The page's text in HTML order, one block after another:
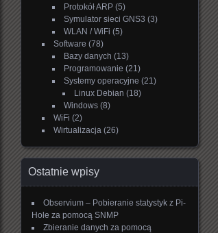
Protokół ARP (5)
Symulator sieci GNS3 (3)
WLAN / WiFi (5)
Software (78)
Bazy danych (13)
Programowanie (21)
Systemy operacyjne (21)
Linux Debian (18)
Windows (8)
WiFi (2)
Wirtualizacja (26)
Ostatnie wpisy
Observium – Pobieranie statystyk z Pi-
Hole za pomocą SNMP
Zbieranie danych za pomocą